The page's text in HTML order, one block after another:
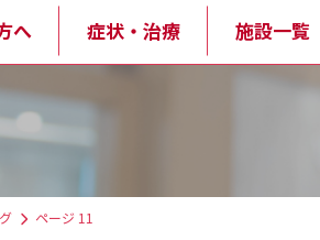
へ 症状・治療 施設一覧
ページ 11